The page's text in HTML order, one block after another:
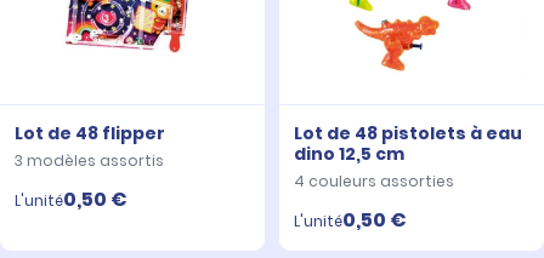
Lot de 48 flipper
3 modèles assortis
L'unité0,50 €
Lot de 48 pistolets à eau
dino 12,5 cm
4 couleurs assorties
L'unité0,50 €